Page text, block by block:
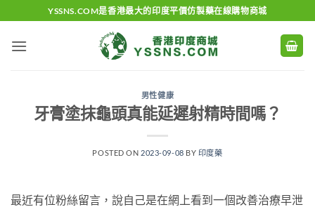
to
content
YSSNS.COM是香港最大的印度平價仿製藥在線購物商城
男性健康
牙膏塗抹龜頭真能延遲射精時間嗎？
POSTED ON 2023-09-08 BY 印度藥
最近有位粉絲留言，說自己是在網上看到一個改善治療早泄